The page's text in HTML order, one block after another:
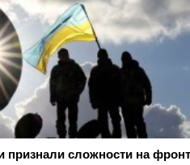
признали сложности на